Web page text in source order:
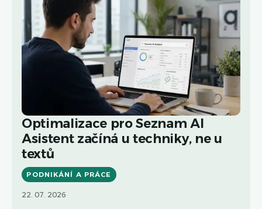
Optimalizace pro Seznam AI
Asistent začíná u techniky, ne u
textů
PODNIKÁNÍ A PRÁCE
22. 07. 2026